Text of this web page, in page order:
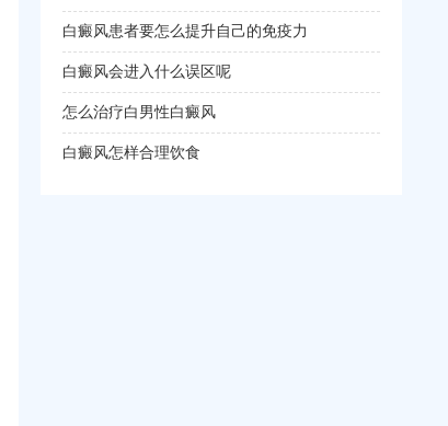
白癜风患者要怎么提升自己的免疫力
白癜风会进入什么误区呢
怎么治疗白男性白癜风
白癜风怎样合理饮食